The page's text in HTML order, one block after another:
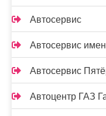
Автосервис
Автосервис
Автосервис
Автоцентр ГАЗ